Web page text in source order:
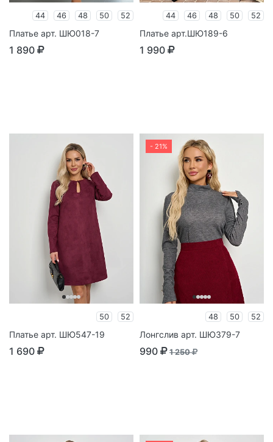
44 46 48 50 52
Платье арт. ШЮ018-7
1 890
44 46 48 50 52
Платье арт.ШЮ189-6
1 990
50 52
Платье арт. ШЮ547-19
1 690
- 21%
48 50 52
Лонгслив арт. ШЮ379-7
990 1 250